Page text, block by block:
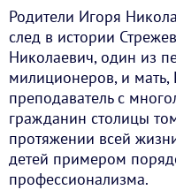
Родители Игоря
след в истории
Николаевич, один из
милиционеров, и мать,
преподаватель с
гражданин столицы
протяжении всей
детей примером
профессионализма.